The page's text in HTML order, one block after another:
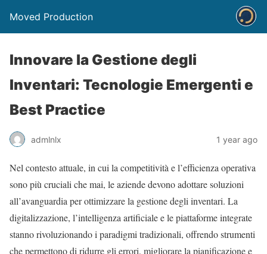
Moved Production
Innovare la Gestione degli
Inventari: Tecnologie Emergenti e
Best Practice
admlnlx 1 year ago
Nel contesto attuale, in cui la competitività e l’efficienza operativa
sono più cruciali che mai, le aziende devono adottare soluzioni
all’avanguardia per ottimizzare la gestione degli inventari. La
digitalizzazione, l’intelligenza artificiale e le piattaforme integrate
stanno rivoluzionando i paradigmi tradizionali, offrendo strumenti
che permettono di ridurre gli errori, migliorare la pianificazione e